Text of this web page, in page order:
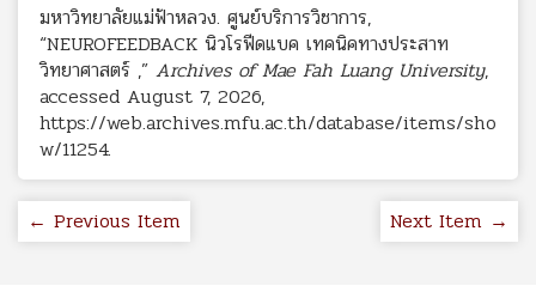
มหาวิทยาลัยแม่ฟ้าหลวง. ศูนย์บริการวิชาการ,
“NEUROFEEDBACK นิวโรฟีดแบค เทคนิคทางประสาท
วิทยาศาสตร์ ,” Archives of Mae Fah Luang University,
accessed August 7, 2026,
https://web.archives.mfu.ac.th/database/items/sho
w/11254.
← Previous Item Next Item →